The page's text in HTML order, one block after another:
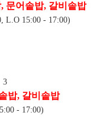
문어솥밥, 갈비솥밥
L.O 15:00 - 17:00)
3
밥, 갈비솥밥
- 17:00)